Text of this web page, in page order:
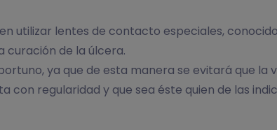
utilizar lentes de contacto especiales,
de la úlcera.
ya que de esta manera se evitará que la
regularidad y que sea éste quien de las